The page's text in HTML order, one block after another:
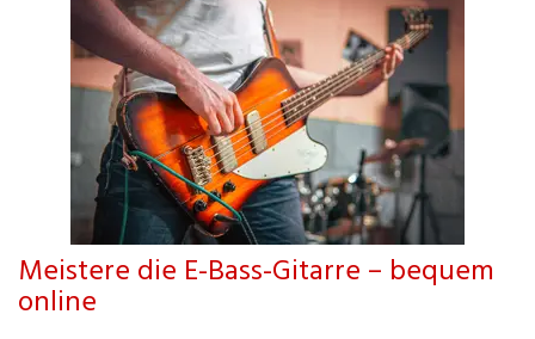
Meistere die E-Bass-Gitarre – bequem
online